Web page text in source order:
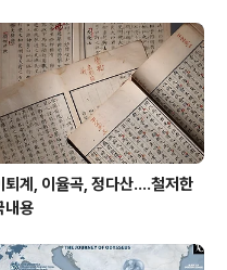
, 이런저
그의 장송
업계에서,
와도 같지
퇴계, 이율곡, 정다산....철저한
내용